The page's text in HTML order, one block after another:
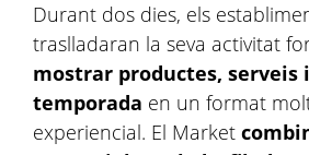
Durant dos dies, els
traslladaran la seva activitat
mostrar productes, serveis
temporada en un format
experiencial. El Market